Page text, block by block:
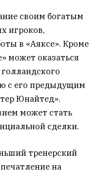
своим богатым
игроков,
в «Аяксе». Кроме
может оказаться
с его предыдущим
Юнайтед».
может стать
сделки.
тренерский
на